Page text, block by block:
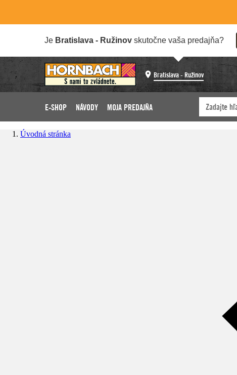
Je Bratislava - Ružinov skutočne vaša predajňa?
Bratislava - Ružinov
E-SHOP NÁVODY MOJA PREDAJŇA
Úvodná stránka